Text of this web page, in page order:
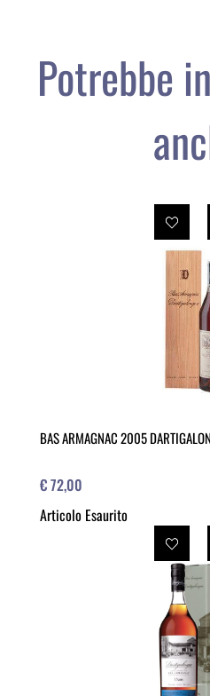
Potrebbe
BAS ARMAGNAC 2005
€ 72,00
Articolo Esaurito